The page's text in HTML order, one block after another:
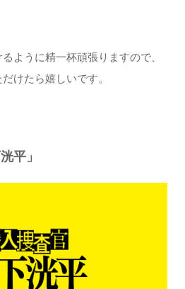
ように精一杯頑張りますので、
けたら嬉しいです。
平」